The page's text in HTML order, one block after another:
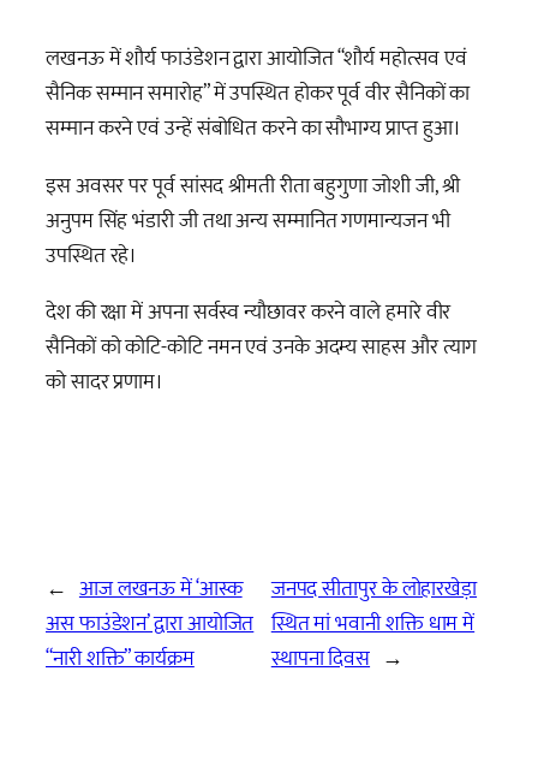
लखनऊ में शौर्य फाउंडेशन द्वारा आयोजित “शौर्य महोत्सव एवं
सैनिक सम्मान समारोह” में उपस्थित होकर पूर्व वीर सैनिकों का
सम्मान करने एवं उन्हें संबोधित करने का सौभाग्यप्राप्त हुआ।
इस अवसर पर पूर्व सांसद श्रीमती रीता बहुगुणा जोशी जी, श्री
अनुपम सिंह भंडारी जी तथा अन्य सम्मानित गणमान्यजन भी
उपस्थित रहे।
देश की रक्षा में अपना सर्वस्व न्यौछावर करने वाले हमारे वीर
सैनिकों को कोटि-कोटि नमन एवं उनके अदम्य साहस और त्याग
को सादर प्रणाम।
← आज लखनऊ में ‘आस्क
अस फाउंडेशन’ द्वारा आयोजित
“नारी शक्ति” कार्यक्रम
जनपद सीतापुर के लोहारखेड़ा
स्थित मां भवानी शक्ति धाम में
स्थापना दिवस →